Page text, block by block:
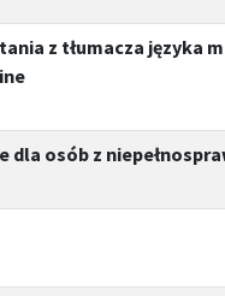
z tłumacza języka
dla osób z